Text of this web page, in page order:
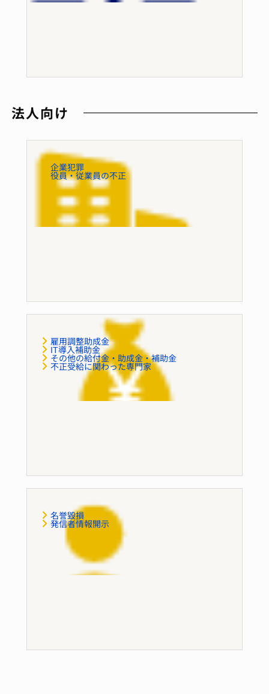
法人向け
企業不祥事
企業犯罪
役員・従業員の不正
不正受給
雇用調整助成金
IT導入補助金
その他の給付金・助成金・補助金
不正受給に関わった専門家
名誉毀損
発信者情報開示